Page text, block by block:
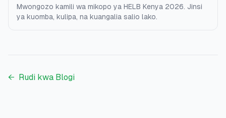
na Kulipa
Mwongozo kamili wa mikopo ya HELB Kenya 2026. Jinsi
ya kuomba, kulipa, na kuangalia salio lako.
← Rudi kwa Blogi